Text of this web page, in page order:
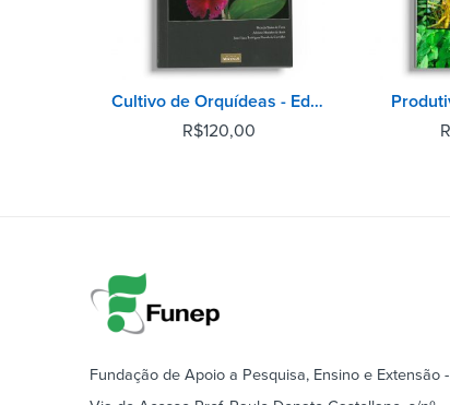
Cultivo de Orquídeas - Editora Mecenas
R$120,00
Fundação de Apoio a Pesquisa, Ensino e Extensão